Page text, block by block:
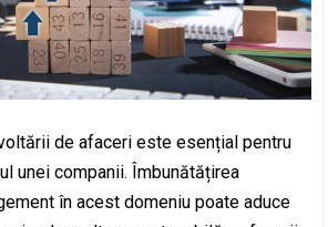
de afaceri este esențial pentru
unei companii. Îmbunătățirea
în acest domeniu poate aduce